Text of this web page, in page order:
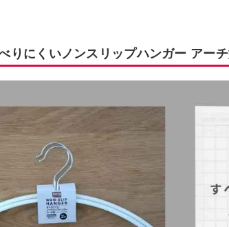
りにくいノンスリップハンガー アー